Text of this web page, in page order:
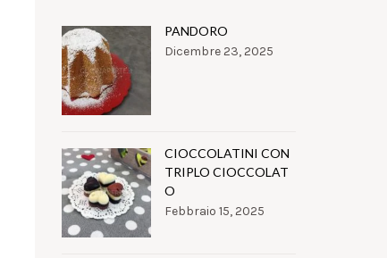
PANDORO
Dicembre 23, 2025
CIOCCOLATINI CON
TRIPLO CIOCCOLAT
O
Febbraio 15, 2025